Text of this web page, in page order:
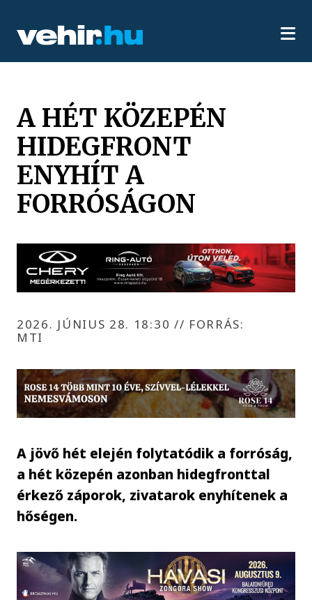
A HÉT KÖZEPÉN
HIDEGFRONT
ENYHÍT A
FORRÓSÁGON
2026. JÚNIUS 28. 18:30 // FORRÁS:
MTI
A jövő hét elején folytatódik a forróság,
a hét közepén azonban hidegfronttal
érkező záporok, zivatarok enyhítenek a
hőségen.